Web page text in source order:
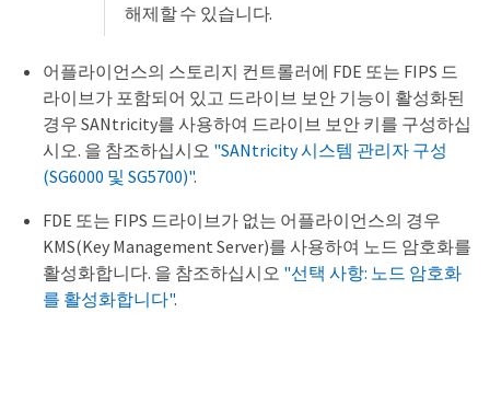
해제할 수 있습니다.
어플라이언스의 스토리지 컨트롤러에 FDE 또는 FIPS 드
라이브가 포함되어 있고 드라이브 보안 기능이 활성화된
경우 SANtricity를 사용하여 드라이브 보안 키를 구성하십
시오. 을 참조하십시오 "SANtricity 시스템 관리자 구성
(SG6000 및 SG5700)".
FDE 또는 FIPS 드라이브가 없는 어플라이언스의 경우
KMS(Key Management Server)를 사용하여 노드 암호화를
활성화합니다. 을 참조하십시오 "선택 사항: 노드 암호화
를 활성화합니다".